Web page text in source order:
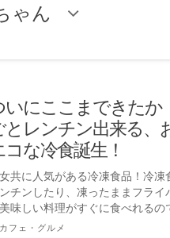
ゃん
いにここまできたか
とレンチン出来る、
コな冷食誕生！
共に人気がある冷凍食品！冷凍
チンしたり、凍ったままフラ
味しい料理がすぐに食べれるの
カフェ・グルメ